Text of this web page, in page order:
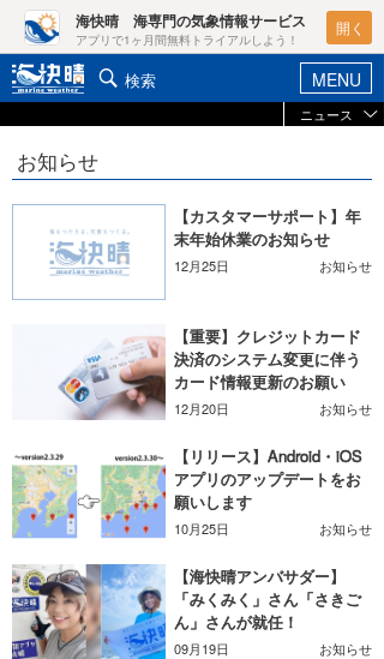
海快晴 海専門の気象情報サービス
アプリで1ヶ月間無料トライアルしよう！
開く
検索 MENU
ヘルプ&サポート マイホーム
ログイン
新規会員登録
ポイント検索
週間予報/天気図/他
ニュース
会員メニュー
お知らせ
【カスタマーサポート】年
末年始休業のお知らせ
12月25日 お知らせ
【重要】クレジットカード
決済のシステム変更に伴う
カード情報更新のお願い
12月20日 お知らせ
【リリース】Android・iOS
アプリのアップデートをお
願いします
10月25日 お知らせ
【海快晴アンバサダー】
「みくみく」さん「さきご
ん」さんが就任！
09月19日 お知らせ
ニュース
お知らせ
ニュース
レポート
ライター/寄稿メディア
海快晴スタッフ
☆加藤
banpaku
唐澤予報士
ライター
岡崎友子
一色ボート